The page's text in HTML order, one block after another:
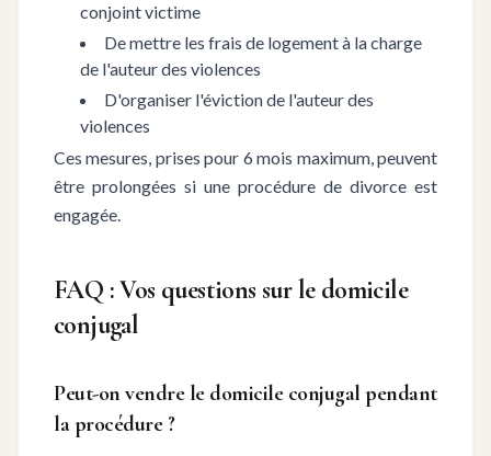
conjoint victime
De mettre les frais de logement à la charge
de l'auteur des violences
D'organiser l'éviction de l'auteur des
violences
Ces mesures, prises pour 6 mois maximum, peuvent
être prolongées si une procédure de divorce est
engagée.
FAQ : Vos questions sur le domicile
conjugal
Peut-on vendre le domicile conjugal pendant
la procédure ?